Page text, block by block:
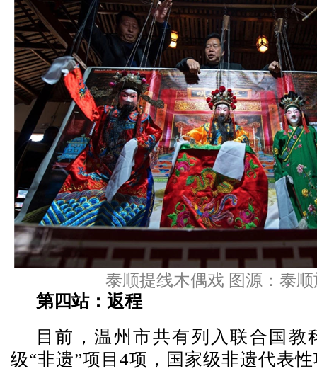
泰顺提线木偶戏 图源：泰
第四站：返程
目前，温州市共有列入联合国教
级“非遗”项目4项，国家级非遗代表